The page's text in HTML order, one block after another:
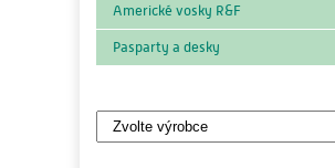
Americké vosky R&F
Pasparty a desky